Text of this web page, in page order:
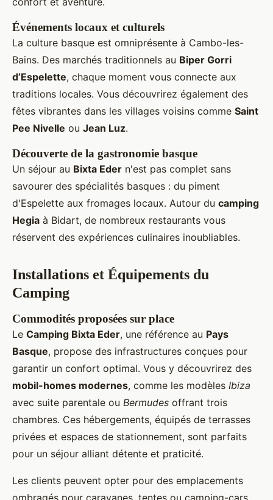
Événements locaux et culturels
La culture basque est omniprésente à Cambo-les-
Bains. Des marchés traditionnels au Biper Gorri
d’Espelette, chaque moment vous connecte aux
traditions locales. Vous découvrirez également des
fêtes vibrantes dans les villages voisins comme Saint
Pee Nivelle ou Jean Luz.
Découverte de la gastronomie basque
Un séjour au Bixta Eder n'est pas complet sans
savourer des spécialités basques : du piment
d'Espelette aux fromages locaux. Autour du camping
Hegia à Bidart, de nombreux restaurants vous
réservent des expériences culinaires inoubliables.
Installations et Équipements du
Camping
Commodités proposées sur place
Le Camping Bixta Eder, une référence au Pays
Basque, propose des infrastructures conçues pour
garantir un confort optimal. Vous y découvrirez des
mobil-homes modernes, comme les modèles Ibiza
avec suite parentale ou Bermudes offrant trois
chambres. Ces hébergements, équipés de terrasses
privées et espaces de stationnement, sont parfaits
pour un séjour alliant détente et praticité.
Les clients peuvent opter pour des emplacements